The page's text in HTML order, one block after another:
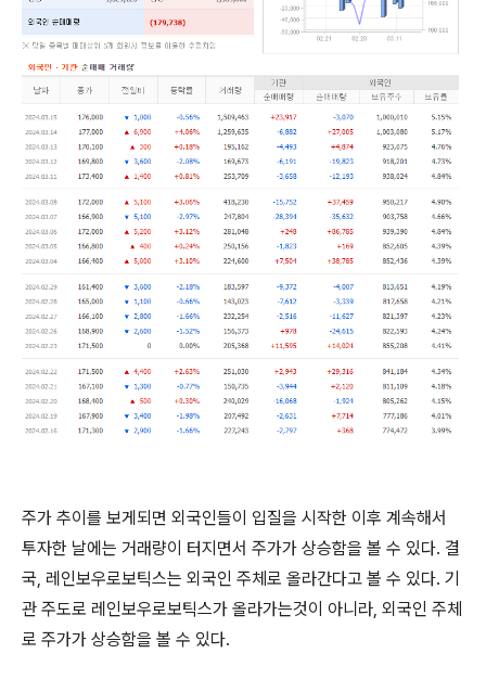
주가 추이를 보게되면 외국인들이 입질을 시작한 이후 계속해서
투자한 날에는 거래량이 터지면서 주가가 상승함을 볼 수 있다. 결
국, 레인보우로보틱스는 외국인 주체로 올라간다고 볼 수 있다. 기
관 주도로 레인보우로보틱스가 올라가는것이 아니라, 외국인 주체
로 주가가 상승함을 볼 수 있다.